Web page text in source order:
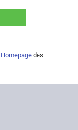
Homepage des